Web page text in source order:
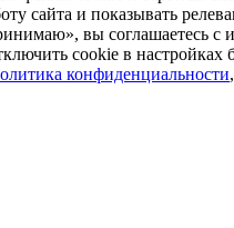
сайта и показывать
вы соглашаетесь с
cookie в настройках
конфиденциальности,